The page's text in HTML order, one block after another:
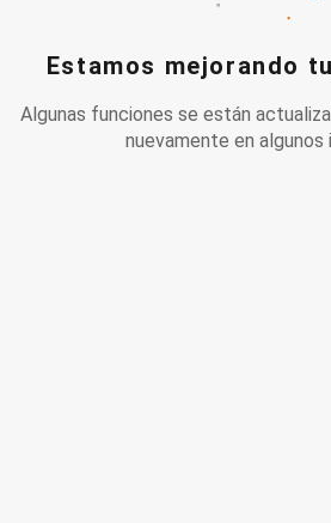
Estamos mejorando
Algunas funciones se están
nuevamente en algunos